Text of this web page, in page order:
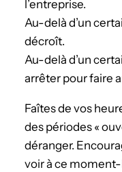
l’entreprise.
Au-delà d’un
décroît.
Au-delà d’un
arrêter pour faire
Faîtes de vos
des périodes «
déranger.
voir à ce moment-